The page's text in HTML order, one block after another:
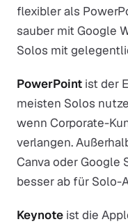
flexibler als
sauber mit Google
Solos mit
PowerPoint ist der
meisten Solos
wenn Corporate-
verlangen.
Canva oder Google
besser ab für Solo-
Keynote ist die